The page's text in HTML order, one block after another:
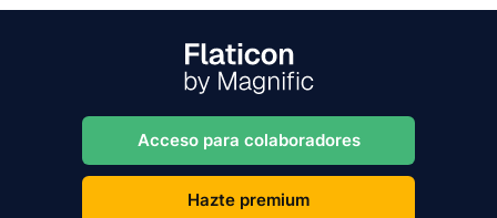
Acceso para colaboradores
Hazte premium